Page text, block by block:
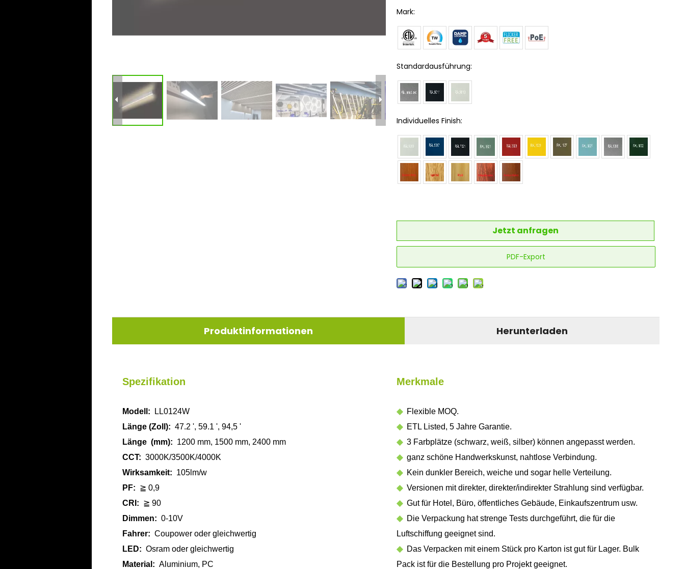
Mark:
Standardausführung:
Individuelles Finish:
Jetzt anfragen
PDF-Export
Produktinformationen Herunterladen
Spezifikation
Modell:
LL0124W
Länge (Zoll): 47.2 ', 59.1 ', 94,5 '
Länge (mm): 1200 mm, 1500 mm, 2400 mm
CCT: 3000K/3500K/4000K
Wirksamkeit: 105lm/w
PF: ≧ 0,9
CRI: ≧ 90
Dimmen: 0-10V
Fahrer: Coupower oder gleichwertig
LED: Osram oder gleichwertig
Material: Aluminium, PC
Merkmale
◆ Flexible MOQ.
◆ ETL Listed, 5 Jahre Garantie.
◆ 3 Farbplätze (schwarz, weiß, silber) können angepasst werden.
◆ ganz schöne Handwerkskunst, nahtlose Verbindung.
◆ Kein dunkler Bereich, weiche und sogar helle Verteilung.
◆ Versionen mit direkter, direkter/indirekter Strahlung sind verfügbar.
◆ Gut für Hotel, Büro, öffentliches Gebäude, Einkaufszentrum usw.
◆ Die Verpackung hat strenge Tests durchgeführt, die für die
Luftschiffung geeignet sind.
◆ Das Verpacken mit einem Stück pro Karton ist gut für Lager. Bulk
Pack ist für die Bestellung pro Projekt geeignet.